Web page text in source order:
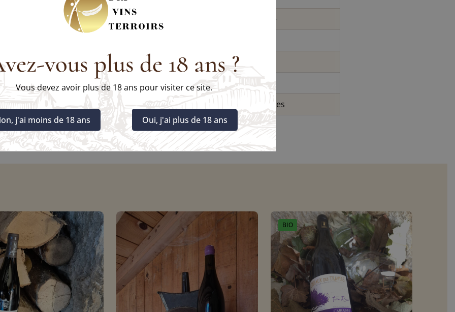
de service
Entre 16 et 18°c
idéal
Contient des sulfites
BIO
vous plus de 18 ans ?
Vous devez avoir plus de 18 ans pour visiter ce site.
j'ai moins de 18 ans Oui, j'ai plus de 18 ans